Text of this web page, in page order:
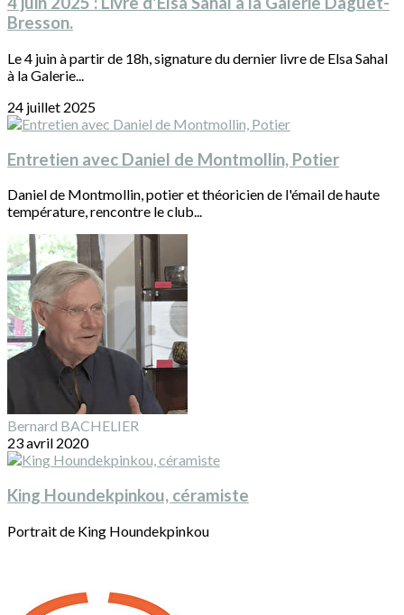
Bresson.
Le 4 juin à partir de 18h, signature du dernier livre de Elsa Sahal
à la Galerie...
24 juillet 2025
Entretien avec Daniel de Montmollin, Potier
Daniel de Montmollin, potier et théoricien de l'émail de haute
température, rencontre le club...
Bernard BACHELIER
23 avril 2020
King Houndekpinkou, céramiste
Portrait de King Houndekpinkou